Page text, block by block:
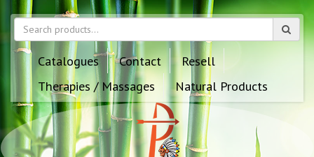
Catalogues Contact
Resell
Therapies / Massages
Natural Products